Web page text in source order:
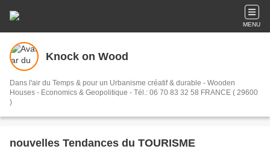
MENU
Knock on Wood
Dans l'air du Temps & pour un Urbanisme créatif & durable - Wooden
Houses - Economics & Geopolitique - Tél.: 06 70 83 32 58 FRANCE ( 29600
)
nouvelles Tendances du TOURISME